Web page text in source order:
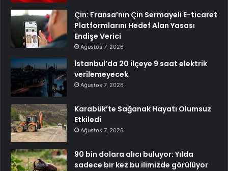
Çin: Fransa’nın Çin Sermayeli E-ticaret
Platformlarını Hedef Alan Yasası
Endişe Verici
Ağustos 7, 2026
İstanbul’da 20 ilçeye 9 saat elektrik
verilemeyecek
Ağustos 7, 2026
Karabük’te Sağanak Hayatı Olumsuz
Etkiledi
Ağustos 7, 2026
90 bin dolara alıcı buluyor: Yılda
sadece bir kez bu ilimizde görülüyor